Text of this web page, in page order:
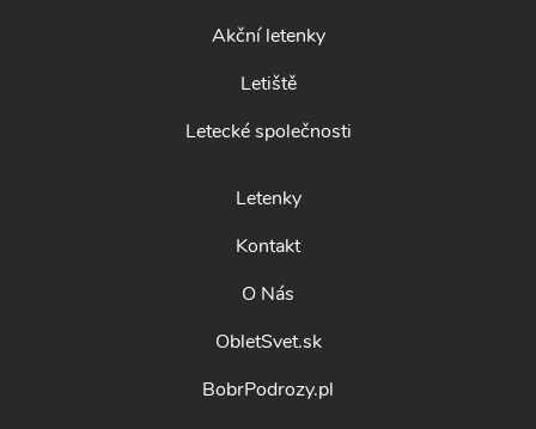
Akční letenky
Letiště
Letecké společnosti
Letenky
Kontakt
O Nás
ObletSvet.sk
BobrPodrozy.pl